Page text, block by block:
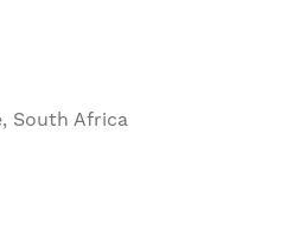
South Africa